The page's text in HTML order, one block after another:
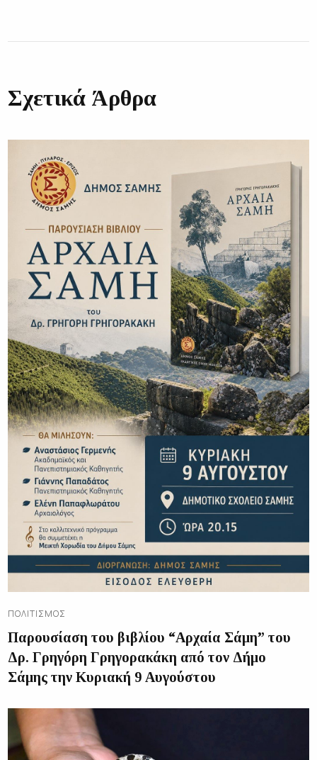
Σχετικά Άρθρα
ΠΟΛΙΤΙΣΜΌΣ
Παρουσίαση του βιβλίου “Αρχαία Σάμη” του
Δρ. Γρηγόρη Γρηγορακάκη από τον Δήμο
Σάμης την Κυριακή 9 Αυγούστου